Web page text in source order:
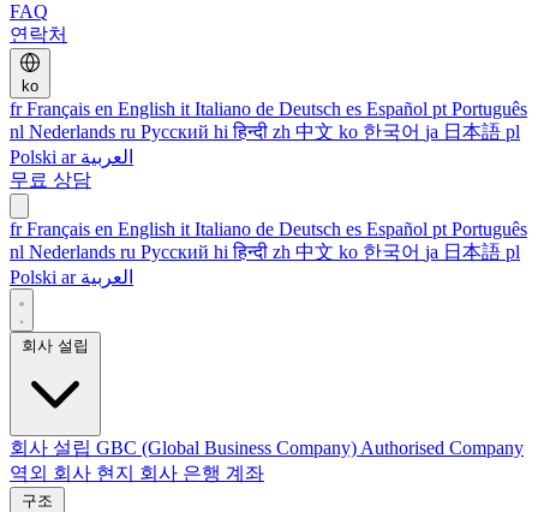
FAQ
연락처
ko
frFrançais en English it Italiano de Deutsch es Español pt Português
nl Nederlands ru Русский hi हिन्दी zh 中文 ko 한국어 ja 日本語 pl
Polski ar العربية
무료 상담
frFrançais en English it Italiano de Deutsch es Español pt Português
nl Nederlands ru Русский hi हिन्दी zh 中文 ko 한국어 ja 日本語 pl
Polski ar العربية
회사 설립 GBC (Global Business Company) Authorised Company
역외 회사 현지 회사 은행 계좌